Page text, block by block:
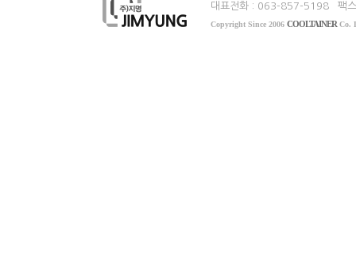
대표전화 : 063-857-5198
팩
Copyright Since 2006 COOLTAINER Co.